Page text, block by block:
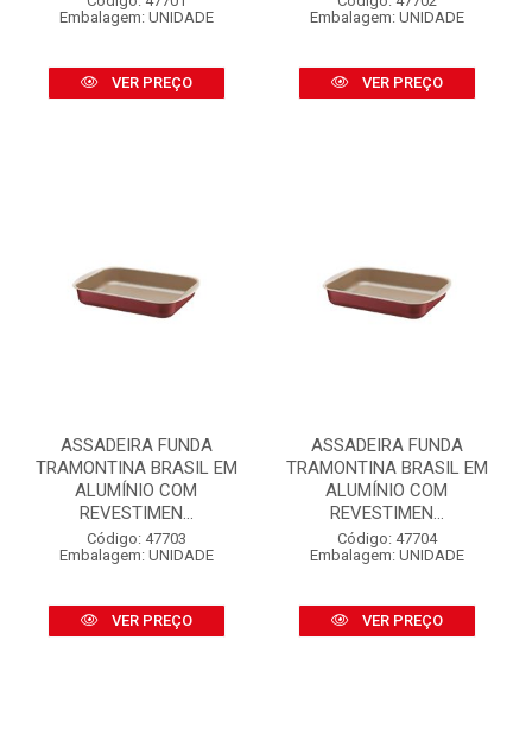
Embalagem: UNIDADE
VER PREÇO
Embalagem: UNIDADE
VER PREÇO
ASSADEIRA FUNDA
TRAMONTINA BRASIL EM
ALUMÍNIO COM
REVESTIMEN...
Código: 47703
Embalagem: UNIDADE
VER PREÇO
ASSADEIRA FUNDA
TRAMONTINA BRASIL EM
ALUMÍNIO COM
REVESTIMEN...
Código: 47704
Embalagem: UNIDADE
VER PREÇO